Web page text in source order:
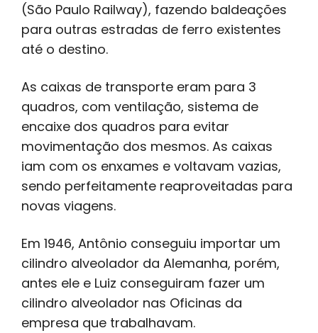
(São Paulo Railway), fazendo baldeações
para outras estradas de ferro existentes
até o destino.
As caixas de transporte eram para 3
quadros, com ventilação, sistema de
encaixe dos quadros para evitar
movimentação dos mesmos. As caixas
iam com os enxames e voltavam vazias,
sendo perfeitamente reaproveitadas para
novas viagens.
Em 1946, Antônio conseguiu importar um
cilindro alveolador da Alemanha, porém,
antes ele e Luiz conseguiram fazer um
cilindro alveolador nas Oficinas da
empresa que trabalhavam.